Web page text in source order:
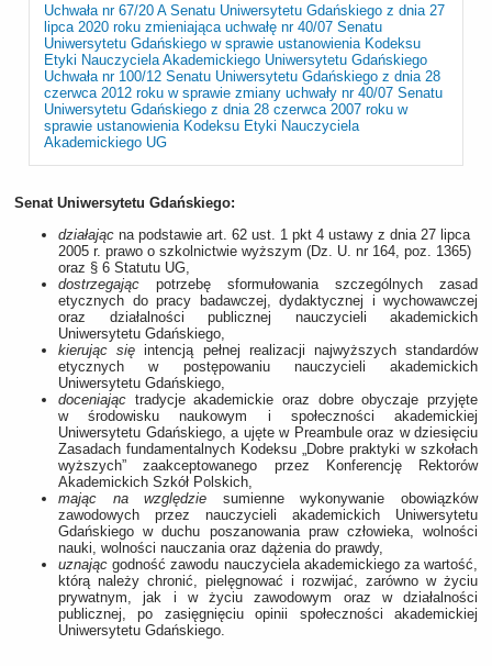
Uchwała nr 67/20 A Senatu Uniwersytetu Gdańskiego z dnia 27
lipca 2020 roku zmieniająca uchwałę nr 40/07 Senatu
Uniwersytetu Gdańskiego w sprawie ustanowienia Kodeksu
Etyki Nauczyciela Akademickiego Uniwersytetu Gdańskiego
Uchwała nr 100/12 Senatu Uniwersytetu Gdańskiego z dnia 28
czerwca 2012 roku w sprawie zmiany uchwały nr 40/07 Senatu
Uniwersytetu Gdańskiego z dnia 28 czerwca 2007 roku w
sprawie ustanowienia Kodeksu Etyki Nauczyciela
Akademickiego UG
Senat Uniwersytetu Gdańskiego:
działając na podstawie art. 62 ust. 1 pkt 4 ustawy z dnia 27 lipca
2005 r. prawo o szkolnictwie wyższym (Dz. U. nr 164, poz. 1365)
oraz § 6 Statutu UG,
dostrzegając potrzebę sformułowania szczególnych zasad
etycznych do pracy badawczej, dydaktycznej i wychowawczej
oraz działalności publicznej nauczycieli akademickich
Uniwersytetu Gdańskiego,
kierując się intencją pełnej realizacji najwyższych standardów
etycznych w postępowaniu nauczycieli akademickich
Uniwersytetu Gdańskiego,
doceniając tradycje akademickie oraz dobre obyczaje przyjęte
w środowisku naukowym i społeczności akademickiej
Uniwersytetu Gdańskiego, a ujęte w Preambule oraz w dziesięciu
Zasadach fundamentalnych Kodeksu „Dobre praktyki w szkołach
wyższych” zaakceptowanego przez Konferencję Rektorów
Akademickich Szkół Polskich,
mając na względzie sumienne wykonywanie obowiązków
zawodowych przez nauczycieli akademickich Uniwersytetu
Gdańskiego w duchu poszanowania praw człowieka, wolności
nauki, wolności nauczania oraz dążenia do prawdy,
uznając godność zawodu nauczyciela akademickiego za wartość,
którą należy chronić, pielęgnować i rozwijać, zarówno w życiu
prywatnym, jak i w życiu zawodowym oraz w działalności
publicznej, po zasięgnięciu opinii społeczności akademickiej
Uniwersytetu Gdańskiego.